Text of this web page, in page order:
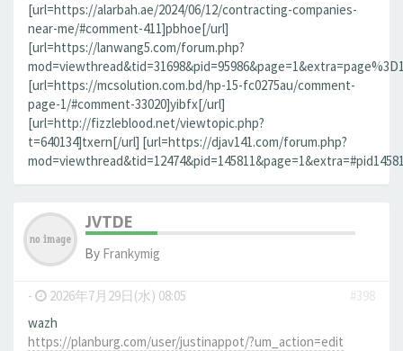
[url=https://alarbah.ae/2024/06/12/contracting-companies-
near-me/#comment-411]pbhoe[/url]
[url=https://lanwang5.com/forum.php?
[url=https://mcsolution.com.bd/hp-15-fc0275au/comment-
page-1/#comment-33020]yibfx[/url]
[url=http://fizzleblood.net/viewtopic.php?
t=640134]txern[/url] [url=https://djav141.com/forum.php?
JVTDE
By Frankymig
- 2026年7月29日(水) 08:05
#398
wazh
https://planburg.com/user/justinappot/?um_action=edit